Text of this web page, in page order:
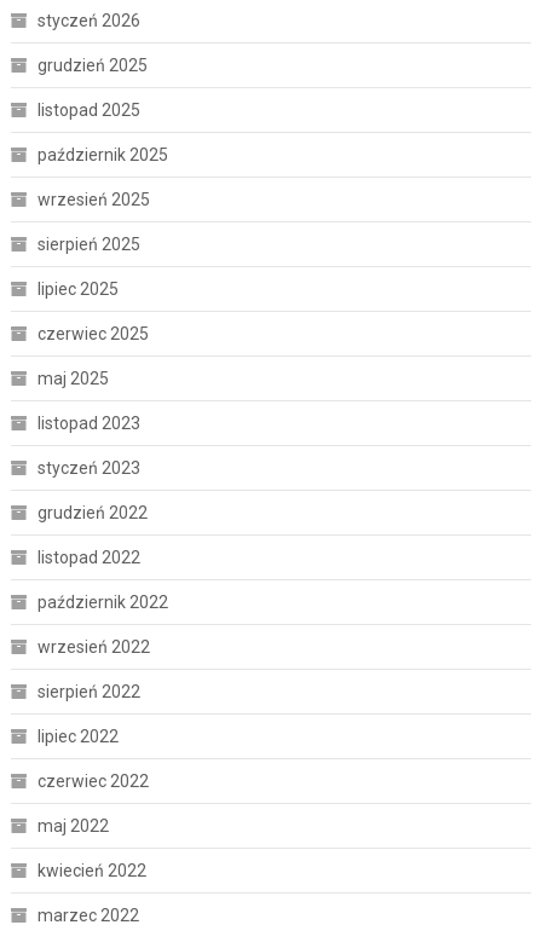
styczeń 2026
grudzień 2025
listopad 2025
październik 2025
wrzesień 2025
sierpień 2025
lipiec 2025
czerwiec 2025
maj 2025
listopad 2023
styczeń 2023
grudzień 2022
listopad 2022
październik 2022
wrzesień 2022
sierpień 2022
lipiec 2022
czerwiec 2022
maj 2022
kwiecień 2022
marzec 2022